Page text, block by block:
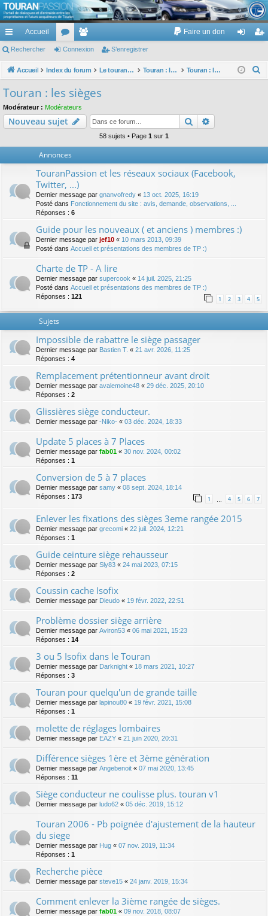
TouranPassion
Le forum des propriétaires ou futurs acquéreurs du Volkswagen Touran
cc
ès
pi
de
Accueil
or
u
e
m
Faire un don
ne nr
Rechercher Connexion S’enregistrer
Accueil Index du forum Le touran dans ses versions I (V1 V2 V3) et II ... Touran : les éléments et équipements extérieurs et intérieurs Touran : les sièges
c
Touran : les sièges
Modérateur : Modérateurs
Nouveau sujet Rechercher
58 sujets • Page 1 sur 1
Annonces
TouranPassion et les réseaux sociaux (Facebook,
Twitter, ...)
Dernier message par gnanvofredy « 13 oct. 2025, 16:19
Posté dans Fonctionnement du site : avis, demande, observations, ...
Réponses : 6
Guide pour les nouveaux ( et anciens ) membres :)
Dernier message par jef10 « 10 mars 2013, 09:39
Posté dans Accueil et présentations des membres de TP :)
Charte de TP - A lire
Dernier message par supercook « 14 juil. 2025, 21:25
Posté dans Accueil et présentations des membres de TP :)
Réponses : 121 1 2 3 4 5
Sujets
Impossible de rabattre le siège passager
Dernier message par Bastien T. « 21 avr. 2026, 11:25
Réponses : 4
Remplacement prétentionneur avant droit
Dernier message par avalemoine48 « 29 déc. 2025, 20:10
Réponses : 2
Glissières siège conducteur.
Dernier message par -Niko- « 03 déc. 2024, 18:33
Update 5 places à 7 Places
Dernier message par fab01 « 30 nov. 2024, 00:02
Réponses : 1
Conversion de 5 à 7 places
Dernier message par samy « 08 sept. 2024, 18:14
Réponses : 173 1 … 4 5 6 7
Enlever les fixations des sièges 3eme rangée 2015
Dernier message par grecomi « 22 juil. 2024, 12:21
Réponses : 1
Guide ceinture siège rehausseur
Dernier message par Sly83 « 24 mai 2023, 07:15
Réponses : 2
Coussin cache Isofix
Dernier message par Dieudo « 19 févr. 2022, 22:51
Problème dossier siège arrière
Dernier message par Aviron53 « 06 mai 2021, 15:23
Réponses : 14
3 ou 5 Isofix dans le Touran
Dernier message par Darknight « 18 mars 2021, 10:27
Réponses : 3
Touran pour quelqu'un de grande taille
Dernier message par lapinou80 « 19 févr. 2021, 15:08
Réponses : 1
molette de réglages lombaires
Dernier message par EAZY « 21 juin 2020, 20:31
Différence sièges 1ère et 3ème génération
Dernier message par Angebenoit « 07 mai 2020, 13:45
Réponses : 11
Siège conducteur ne coulisse plus. touran v1
Dernier message par ludo62 « 05 déc. 2019, 15:12
Touran 2006 - Pb poignée d'ajustement de la hauteur
du siege
Dernier message par Hug « 07 nov. 2019, 11:34
Réponses : 1
Recherche pièce
Dernier message par steve15 « 24 janv. 2019, 15:34
Comment enlever la 3ième rangée de sièges.
Dernier message par fab01 « 09 nov. 2018, 08:07